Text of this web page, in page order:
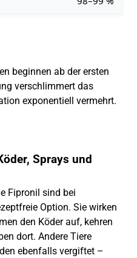
beginnen ab der ersten
verschlimmert das
exponentiell vermehrt.
Sprays und
Fipronil sind bei
Option. Sie wirken
den Köder auf, kehren
dort. Andere Tiere
ebenfalls vergiftet –